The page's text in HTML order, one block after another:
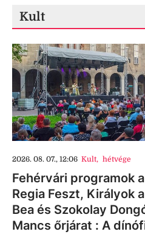
Kult
2026. 08. 07., 12:06 Kult, hétvége
Fehérvári programok
Regia Feszt, Királyok
Bea és Szokolay
Mancs őrjárat : A